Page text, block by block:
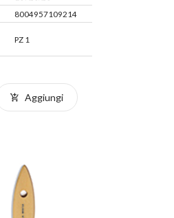
8004957109214
PZ 1
Aggiungi